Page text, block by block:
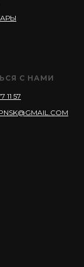
С НАМИ
11 57